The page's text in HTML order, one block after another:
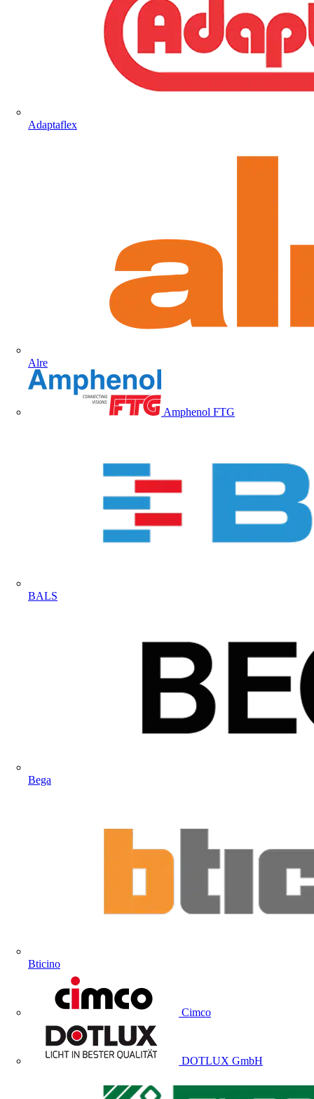
Adaptaflex
Alre
Amphenol FTG
BALS
Bega
Bticino
Cimco
DOTLUX GmbH